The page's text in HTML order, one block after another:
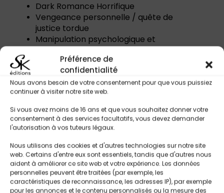
Préférence de
confidentialité
Nous avons besoin de votre consentement pour que vous puissiez
continuer à visiter notre site web.
Si vous avez moins de 16 ans et que vous souhaitez donner votre
consentement à des services facultatifs, vous devez demander
l'autorisation à vos tuteurs légaux.
Nous utilisons des cookies et d'autres technologies sur notre site
web. Certains d'entre eux sont essentiels, tandis que d'autres nous
aident à améliorer ce site web et votre expérience. Les données
personnelles peuvent être traitées (par exemple, les
caractéristiques de reconnaissance, les adresses IP), par exemple
pour les annonces et le contenu personnalisés ou la mesure des
Dark Romance Horrifique
Vengeance personnelle / quête de
justice tordue
Manipulation psychologique et
émotionnelle
Héros (Nate) tourmenté et obsédé
Héroïne fascinée par la mort / complicité
malsaine
Violence, torture et meurtres
Obsession et dépendance émotionnelle
Psychologie perturbée / pathologies
mentales
Thèmes très sombres : viol, manipulation
mentale, psychose
Public averti : scènes choquantes et
perturbantes